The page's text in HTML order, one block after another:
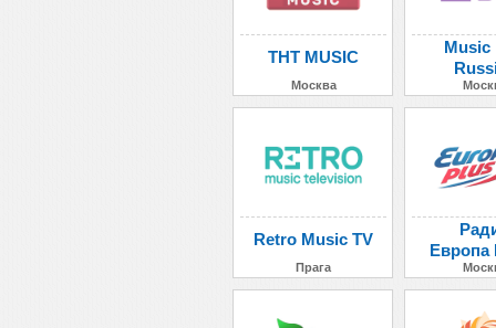
ТНТ MUSIC
Москва
Music
Retro Music TV
Прага